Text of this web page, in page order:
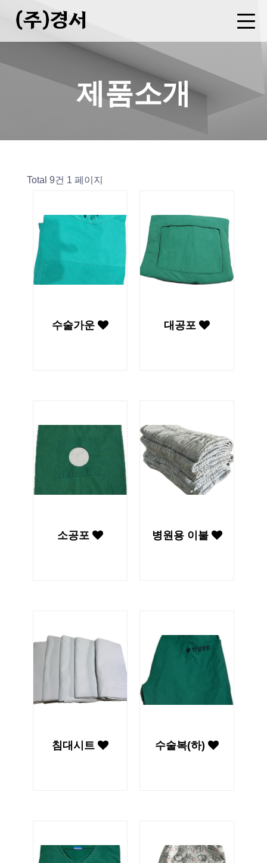
제품소개
(주)경서
회사소개
CEO 인사말
기업현황
연혁
오시는길
사업분야
병원복 제조
세탁물 용역
폐기물 중간처분업(소각)
수집운반업
증기(스팀)판매업
제품소개
FAQ
Total 9건 1 페이지
수술가운 대공포
소공포 병원용 이불
침대시트 수술복(하)